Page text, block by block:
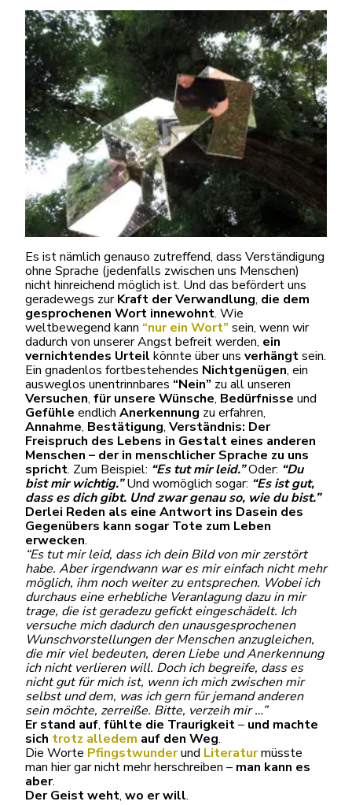
Es ist nämlich genauso zutreffend, dass Verständigung
ohne Sprache (jedenfalls zwischen uns Menschen)
nicht hinreichend möglich ist. Und das befördert uns
geradewegs zurKraft der Verwandlung, die dem
gesprochenen Wort innewohnt. Wie
weltbewegend kann “nur ein Wort” sein, wenn wir
dadurch von unserer Angst befreit werden, ein
vernichtendes Urteil könnte über uns verhängtsein.
Ein gnadenlos fortbestehendes Nichtgenügen, ein
ausweglos unentrinnbares “Nein” zu all unseren
Versuchen, für unsere Wünsche, Bedürfnisse und
Gefühle endlich Anerkennung zu erfahren,
Annahme, Bestätigung, Verständnis: Der
Freispruch des Lebens in Gestalt eines anderen
Menschen – der in menschlicher Sprache zu uns
spricht. Zum Beispiel: “Es tut mir leid.”Oder: “Du
bist mir wichtig.”Und womöglich sogar: “Es ist gut,
dass es dich gibt. Und zwar genau so, wie du bist.”
Derlei Reden als eine Antwort ins Dasein des
Gegenübers kann sogar Tote zum Leben
erwecken.
“Es tut mir leid, dass ich dein Bild von mir zerstört
habe. Aber irgendwann war es mir einfach nicht mehr
möglich, ihm noch weiter zu entsprechen. Wobei ich
durchaus eine erhebliche Veranlagung dazu in mir
trage, die ist geradezu gefickt eingeschädelt. Ich
versuche mich dadurch den unausgesprochenen
Wunschvorstellungen der Menschen anzugleichen,
die mir viel bedeuten, deren Liebe und Anerkennung
ich nicht verlieren will. Doch ich begreife, dass es
nicht gut für mich ist, wenn ich mich zwischen mir
selbst und dem, was ich gern für jemand anderen
sein möchte, zerreiße. Bitte, verzeih mir …”
Er stand auf, fühlte die Traurigkeit– und machte
sich trotz alledem auf den Weg.
Die Worte Pfingstwunderund Literaturmüsste
man hier gar nicht mehr herschreiben – man kann es
aber.
Der Geist weht, wo er will.